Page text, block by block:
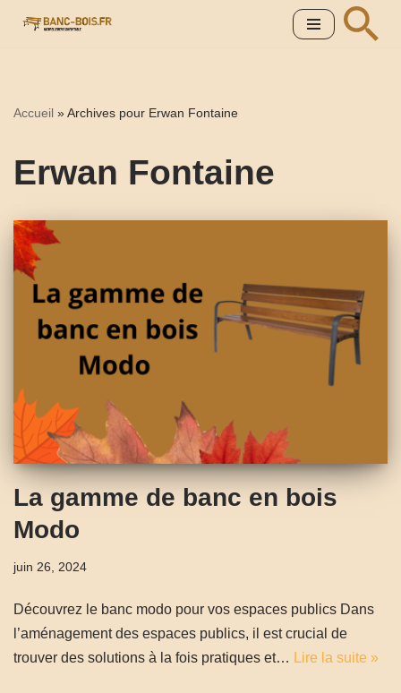
Accueil »Archives pour Erwan Fontaine
Erwan Fontaine
La gamme de banc en bois
Modo
juin 26, 2024
Découvrez le banc modo pour vos espaces publics Dans
l’aménagement des espaces publics, il est crucial de
trouver des solutions à la fois pratiques et… Lire la suite »